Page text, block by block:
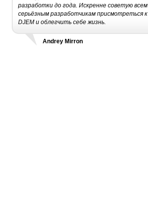
разработки до года. Искренне советую всем
серьёзным разработчикам присмотреться к
DJEM и облегчить себе жизнь.
Andrey Mirron